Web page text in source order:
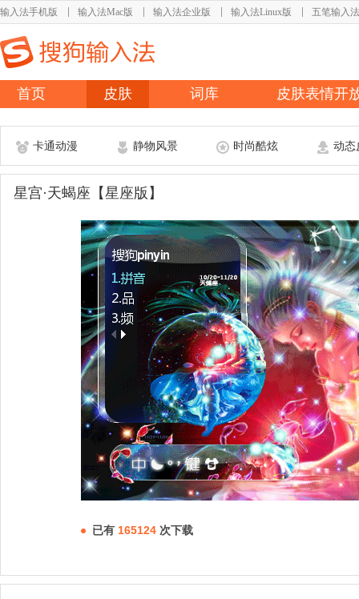
输入法手机版 输入法Mac版 输入法企业版 输入法Linux版 五笔输入法
首页 皮肤 词库 皮肤表情开
卡通动漫 静物风景 时尚酷炫 动态
星宫·天蝎座【星座版】
已有 165124 次下载